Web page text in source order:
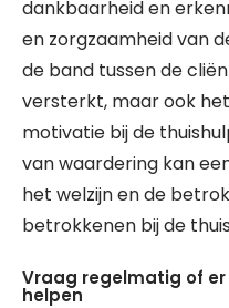
dankbaarheid en
en zorgzaamheid van
de band tussen de
versterkt, maar ook
motivatie bij de
van waardering kan
het welzijn en de
betrokkenen bij de
Vraag regelmatig of
helpen